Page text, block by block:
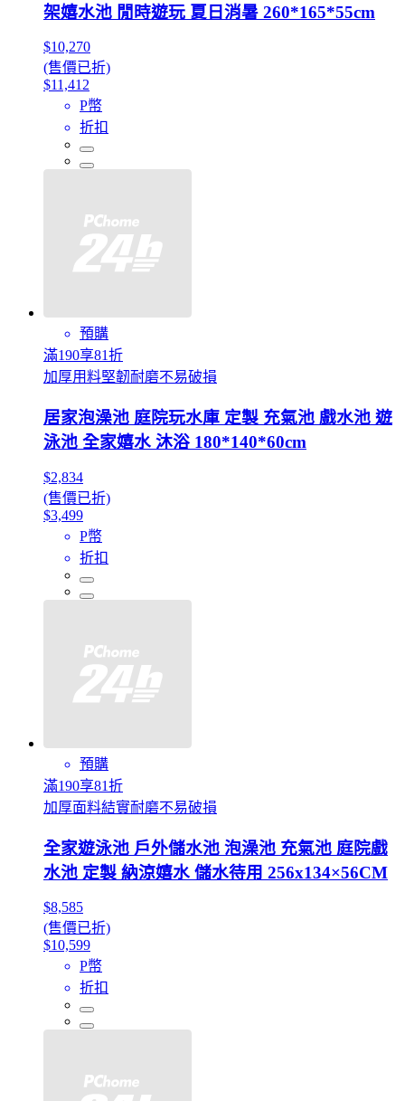
架嬉水池 閒時遊玩 夏日消暑 260*165*55cm
$10,270
(售價已折)
$11,412
P幣
折扣
預購
滿190享81折
加厚用料堅韌耐磨不易破損
居家泡澡池 庭院玩水庫 定製 充氣池 戲水池 遊
泳池 全家嬉水 沐浴 180*140*60cm
$2,834
(售價已折)
$3,499
P幣
折扣
預購
滿190享81折
加厚面料結實耐磨不易破損
全家遊泳池 戶外儲水池 泡澡池 充氣池 庭院戲
水池 定製 納涼嬉水 儲水待用 256x134×56CM
$8,585
(售價已折)
$10,599
P幣
折扣